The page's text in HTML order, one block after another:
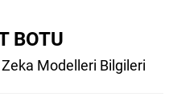
BOTU
Modelleri Bilgileri